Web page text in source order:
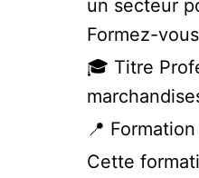
un secteur
Formez-
🎓 Titre
📍
Cette